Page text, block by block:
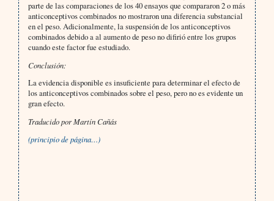
parte de las comparaciones de los 40 ensayos que compararon 2 o más
anticonceptivos combinados no mostraron una diferencia substancial
en el peso. Adicionalmente, la suspensión de los anticonceptivos
combinados debido a al aumento de peso no difirió entre los grupos
cuando este factor fue estudiado.
Conclusión:
La evidencia disponible es insuficiente para determinar el efecto de
los anticonceptivos combinados sobre el peso, pero no es evidente un
gran efecto.
Traducido por Martín Cañás
(principio de página…)